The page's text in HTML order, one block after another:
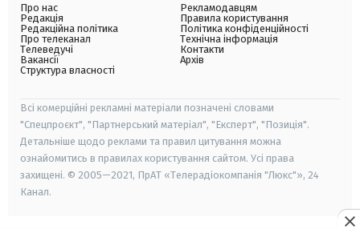
Про нас
Редакція
Редакційна політика
Про телеканал
Телеведучі
Вакансії
Структура власності
Рекламодавцям
Правила користування
Політика конфіденційності
Технічна інформація
Контакти
Архів
Всі комерційні рекламні матеріали позначені словами
"Спецпроєкт", "Партнерський матеріал", "Експерт", "Позиція".
Детальніше щодо реклами та правил цитування можна
ознайомитись в правилах користування сайтом. Усі права
захищені. © 2005—2021, ПрАТ «Телерадіокомпанія "Люкс"», 24
Канал.